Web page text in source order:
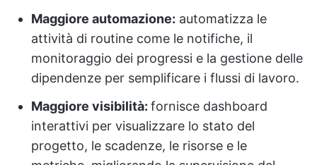
Maggiore automazione: automatizza le
attività di routine come le notifiche, il
monitoraggio dei progressi e la gestione delle
dipendenze per semplificare i flussi di lavoro.
Maggiore visibilità: fornisce dashboard
interattivi per visualizzare lo stato del
progetto, le scadenze, le risorse e le